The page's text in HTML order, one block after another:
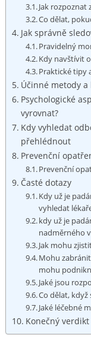
Jak rozpoznat
Co dělat,
Jak správně
Pravidelný
Kdy navštívit
Praktické tipy
Účinné metody
Psychologické
vyrovnat?
Kdy vyhledat
přehlédnout
Prevenční
Prevenční
Časté dotazy
Kdy už je
vyhledat
kdy už je
nadměrného
Jak mohu
Mohu
mohu
Jaké jsou
Co dělat,
Jaké léčebné
Konečný verdikt